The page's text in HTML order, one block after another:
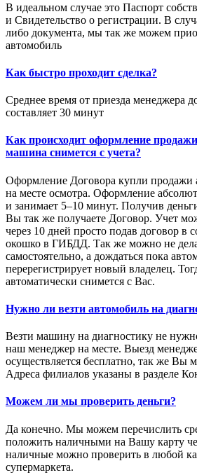
В идеальном случае это Паспорт
и Свидетельство о регистрации. В
либо документа, мы так же можем
автомобиль
Как быстро проходит сделка?
Среднее время от приезда менеджера
составляет 30 минут
Как происходит оформление
машина снимется с учета?
Оформление Договора купли продажи
на месте осмотра. Оформление
и занимает 5–10 минут. Получив
Вы так же получаете Договор. Учет
через 10 дней просто подав договор в
окошко в ГИБДД. Так же можно не
самостоятельно, а дождаться пока
перерегистрирует новый владелец.
автоматически снимется с Вас.
Нужно ли везти автомобиль на
Везти машину на диагностику не
наш менеджер на месте. Выезд
осуществляется бесплатно, так же Вы
Адреса филиалов указаны в разделе
Можем ли мы проверить деньги?
Да конечно. Мы можем перечислить
положить наличными на Вашу карту
наличные можно проверить в любой
супермаркета.